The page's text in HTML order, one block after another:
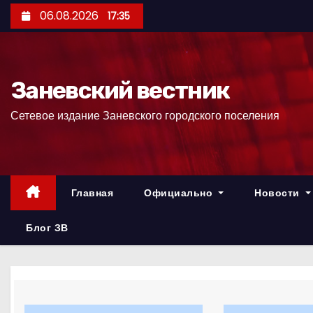
е
р
06.08.2026 17:35
Заневский вестник
Сетевое издание Заневского городского поселения
Главная Официально Новости
Блог ЗВ